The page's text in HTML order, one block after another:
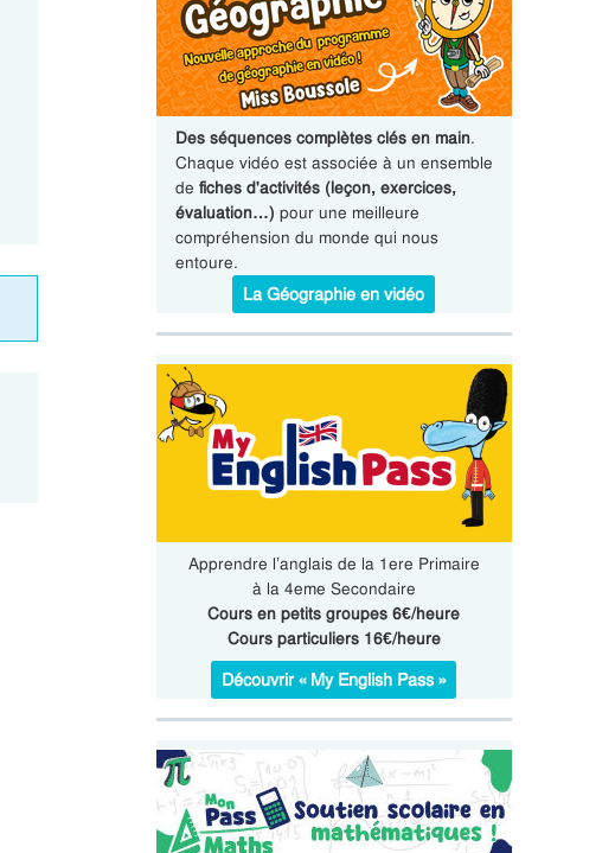
Des séquences complètes clés en main.
Chaque vidéo est associée à un ensemble
de fiches d'activités (leçon, exercices,
évaluation…) pour une meilleure
compréhension du monde qui nous
entoure.
La Géographie en vidéo
Apprendre l’anglais de la 1ere Primaire
à la 4eme Secondaire
Cours en petits groupes 6€/heure
Cours particuliers 16€/heure
Découvrir « My English Pass »